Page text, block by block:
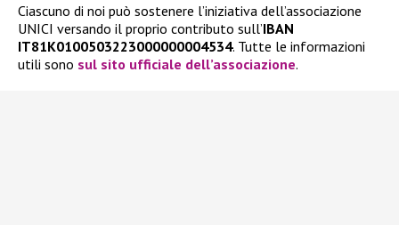
Ciascuno di noi può sostenere l’iniziativa dell’associazione
UNICI versando il proprio contributo sull’IBAN
IT81K0100503223000000004534. Tutte le informazioni
utili sono sul sito ufficiale dell’associazione.